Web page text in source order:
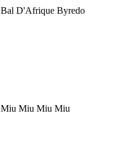
Bal D'Afrique Byredo
Miu Miu Miu Miu